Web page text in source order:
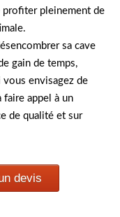
profiter pleinement de
sa cave
gain de temps,
vous envisagez de
faire appel à un
de qualité et sur
devis